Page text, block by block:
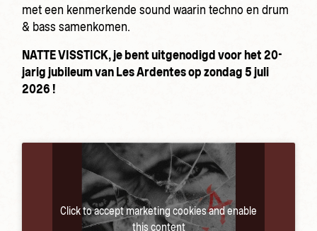
met een kenmerkende sound waarin techno en drum
& bass samenkomen.
NATTE VISSTICK, je bent uitgenodigd voor het 20-
jarig jubileum van Les Ardentes op zondag 5 juli
2026 !
Click to accept marketing cookies and enable
this content